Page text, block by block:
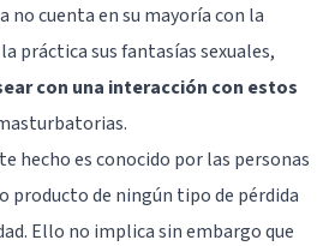
no cuenta en su mayoría con la
práctica sus fantasías sexuales,
con una interacción con estos
hecho es conocido por las personas
producto de ningún tipo de pérdida
Ello no implica sin embargo que